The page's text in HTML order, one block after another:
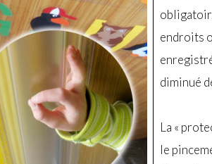
endroits
diminué
La «
le